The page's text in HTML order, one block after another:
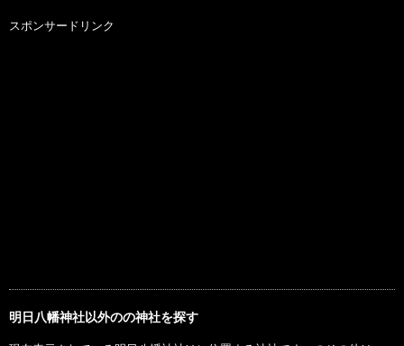
スポンサードリンク
明日八幡神社以外のの神社を探す